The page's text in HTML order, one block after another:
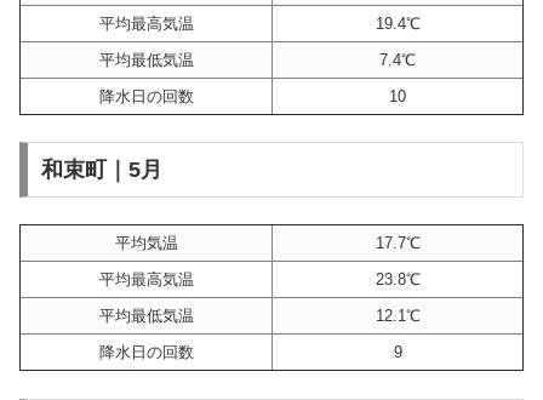
平均最高気温
19.4℃
平均最低気温
7.4℃
降水日の回数
10
和束町｜5月
平均気温
17.7℃
平均最高気温
23.8℃
平均最低気温
12.1℃
降水日の回数
9